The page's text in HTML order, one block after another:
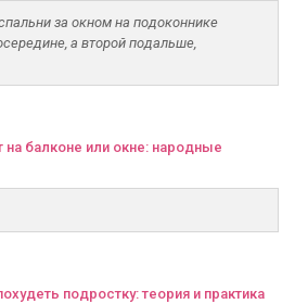
за окном на подоконнике
а второй подальше,
на балконе или окне: народные
подростку: теория и практика